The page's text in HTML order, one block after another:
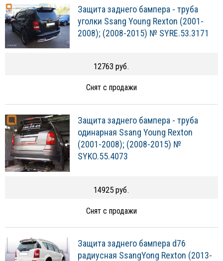
Защита заднего бампера - труба
уголки Ssang Young Rexton (2001-
2008); (2008-2015) № SYRE.53.3171
12763 руб.
Снят с продажи
Защита заднего бампера - труба
одинарная Ssang Young Rexton
(2001-2008); (2008-2015) №
SYKO.55.4073
14925 руб.
Снят с продажи
Защита заднего бампера d76
радиусная SsangYong Rexton (2013-